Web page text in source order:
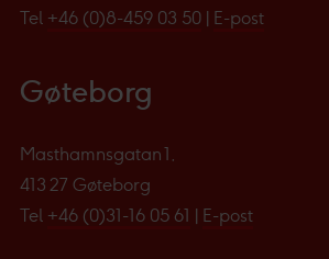
Tel +46 (0)8-459 03 50 E-post
Gøteborg
Masthamnsgatan 1,
413 27 Gøteborg
Tel +46 (0)31-16 05 61 E-post